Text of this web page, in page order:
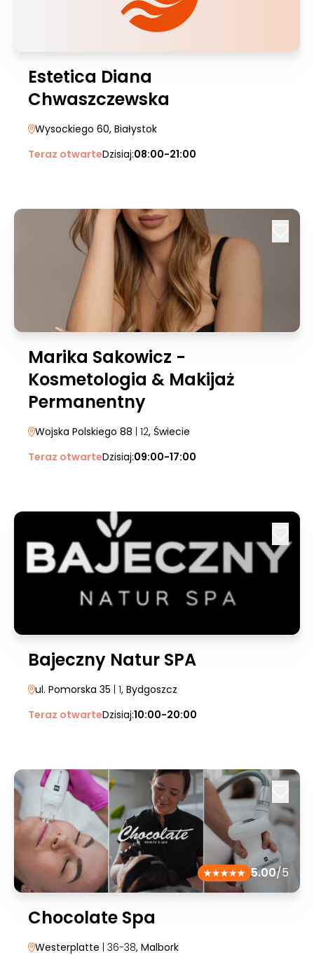
Estetica Diana
Chwaszczewska
Wysockiego 60, Białystok
Teraz otwarteDzisiaj:08:00-21:00
Marika Sakowicz -
Kosmetologia & Makijaż
Permanentny
Wojska Polskiego 88 | 12, Świecie
Teraz otwarteDzisiaj:09:00-17:00
Bajeczny Natur SPA
ul. Pomorska 35 | 1, Bydgoszcz
Teraz otwarteDzisiaj:10:00-20:00
5.00/5
Chocolate Spa
Westerplatte | 36-38, Malbork